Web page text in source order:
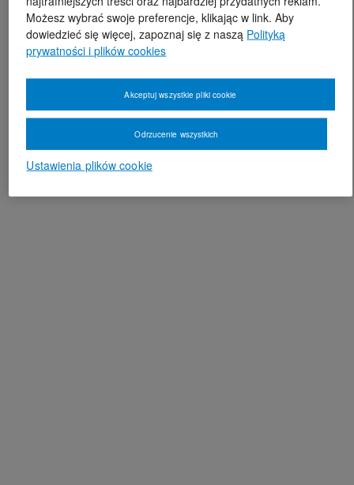
Możesz wybrać swoje preferencje, klikając w link. Aby
dowiedzieć się więcej, zapoznaj się z naszą Polityką
prywatności i plików cookies
Ustawienia plików cookie
Odrzucenie wszystkich
Akceptuj wszystkie pliki cookie